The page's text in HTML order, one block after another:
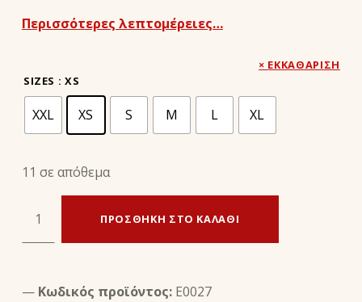
Περισσότερες λεπτομέρειες…
SIZES : XS
XXL XS S M L XL
ΕΚΚΑΘΆΡΙΣΗ
11 σε απόθεμα
ΞΥΛΙΝΗ ΦΟΡΜΑ ΥΠΟΔΗΜΑΤΩΝ ΜΕ ΕΛΑΤΗΡΙΟ ποσότητα
ΠΡΟΣΘΉΚΗ ΣΤΟ ΚΑΛΆΘΙ
Κωδικός προϊόντος: E0027